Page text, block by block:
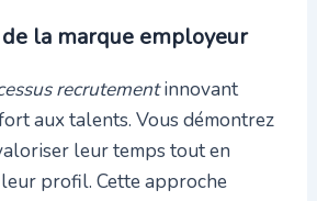
de la marque employeur
recrutementinnovant
aux talents. Vous démontrez
leur temps tout en
profil. Cette approche